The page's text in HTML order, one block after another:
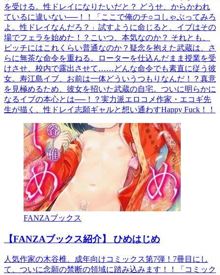
を受ける。性ドレイになりたいだと？ どうせ、からかわれ
ているに違いない──！！「ここで俺のチ○コしゃぶってみろ
よ。性ドレイなんだろ？」試すように命じると、イブはその
場でフェラを始めた！？こいつ、本気なのか？ それとも、
ビッチにはこれくらい普通なのか？疑念を抱えた武蔵は、さ
らに無茶な命令を重ねる。ローターを仕込んだまま授業を受
けさせ、校内で露出させて……どんな命令でも素直に従う彼
女。寿江島イブ、お前は一体どういうつもりなんだ！？真意
を見極めるため、彼女を招いた武蔵の自宅。ついに明らかに
なるイブの本心とは──！？実力派エロコメ作家・エコギ先
生が描く、性ドレイ志願ギャルと想い通わすHappy Fuck！！
FANZAブックス
【FANZAブックス紹介】 ひめはじめ
人気作家の木谷椎、成年向けコミックス第7弾！7冊目にし
て、ついに念願の禁断の領域に踏み込みます！！「コミック